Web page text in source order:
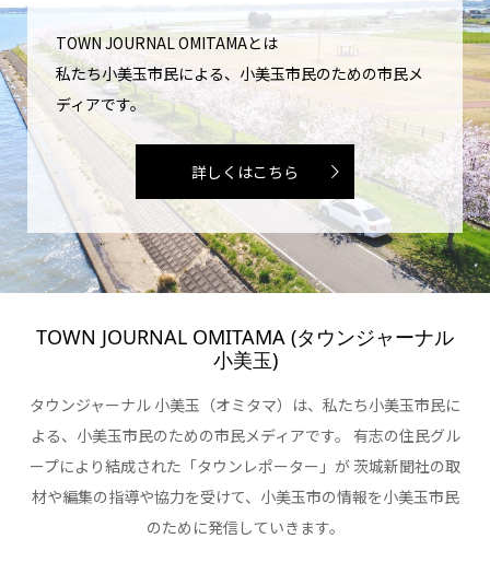
TOWN JOURNAL OMITAMAとは
私たち小美玉市民による、小美玉市民のための市民メ
ディアです。
詳しくはこちら
TOWN JOURNAL OMITAMA (タウンジャーナル
小美玉)
タウンジャーナル 小美玉（オミタマ）は、私たち小美玉市民に
よる、小美玉市民のための市民メディアです。 有志の住民グル
ープにより結成された「タウンレポーター」が 茨城新聞社の取
材や編集の指導や協力を受けて、小美玉市の情報を小美玉市民
のために発信していきます。